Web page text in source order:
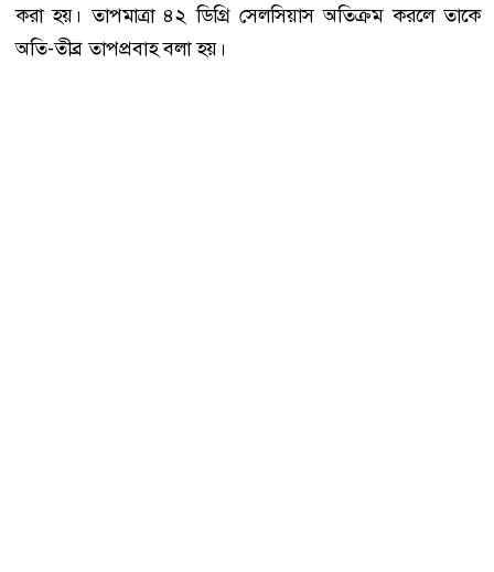
করা হয়। তাপমাত্রা ৪২ ডিগ্রি সেলসিয়াস অতিক্রম করলে তাকে
অতি-তীব্র তাপপ্রবাহ বলা হয়।